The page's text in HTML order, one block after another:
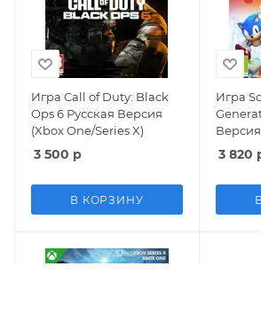
Игра Call of Duty: Black
Ops 6 Русская Версия
(Xbox One/Series X)
3 500 р
В КОРЗИНУ
Игра
Версия
X)
3 820